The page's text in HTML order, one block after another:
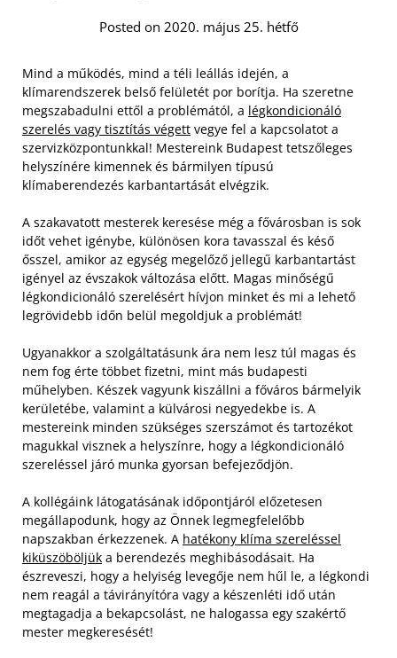
Posted on 2020. május 25. hétfő
Mind a működés, mind a téli leállás idején, a
klímarendszerek belső felületét por borítja. Ha szeretne
megszabadulni ettől a problémától, a légkondicionáló
szerelés vagy tisztítás végett vegye fel a kapcsolatot a
szervizközpontunkkal! Mestereink Budapest tetszőleges
helyszínére kimennek és bármilyen típusú
klímaberendezés karbantartását elvégzik.
A szakavatott mesterek keresése még a fővárosban is sok
időt vehet igénybe, különösen kora tavasszal és késő
ősszel, amikor az egység megelőző jellegű karbantartást
igényel az évszakok változása előtt. Magas minőségű
légkondicionáló szerelésért hívjon minket és mi a lehető
legrövidebb időn belül megoldjuk a problémát!
Ugyanakkor a szolgáltatásunk ára nem lesz túl magas és
nem fog érte többet fizetni, mint más budapesti
műhelyben. Készek vagyunk kiszállni a főváros bármelyik
kerületébe, valamint a külvárosi negyedekbe is. A
mestereink minden szükséges szerszámot és tartozékot
magukkal visznek a helyszínre, hogy a légkondicionáló
szereléssel járó munka gyorsan befejeződjön.
A kollégáink látogatásának időpontjáról előzetesen
megállapodunk, hogy az Önnek legmegfelelőbb
napszakban érkezzenek. A hatékony klíma szereléssel
kiküszöböljük a berendezés meghibásodásait. Ha
észreveszi, hogy a helyiség levegője nem hűl le, a légkondi
nem reagál a távirányítóra vagy a készenléti idő után
megtagadja a bekapcsolást, ne halogassa egy szakértő
mester megkeresését!